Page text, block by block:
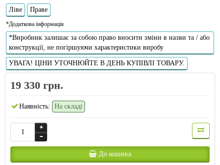
Ліве Праве
*Додаткова інформація
*Виробник залишає за собою право вносити зміни в назви та / або
конструкції, не погіршуючи характеристики виробу
УВАГА! ЦІНИ УТОЧНЮЙТЕ В ДЕНЬ КУПІВЛІ ТОВАРУ.
19 330 грн.
Наявність: На складі
До кошика